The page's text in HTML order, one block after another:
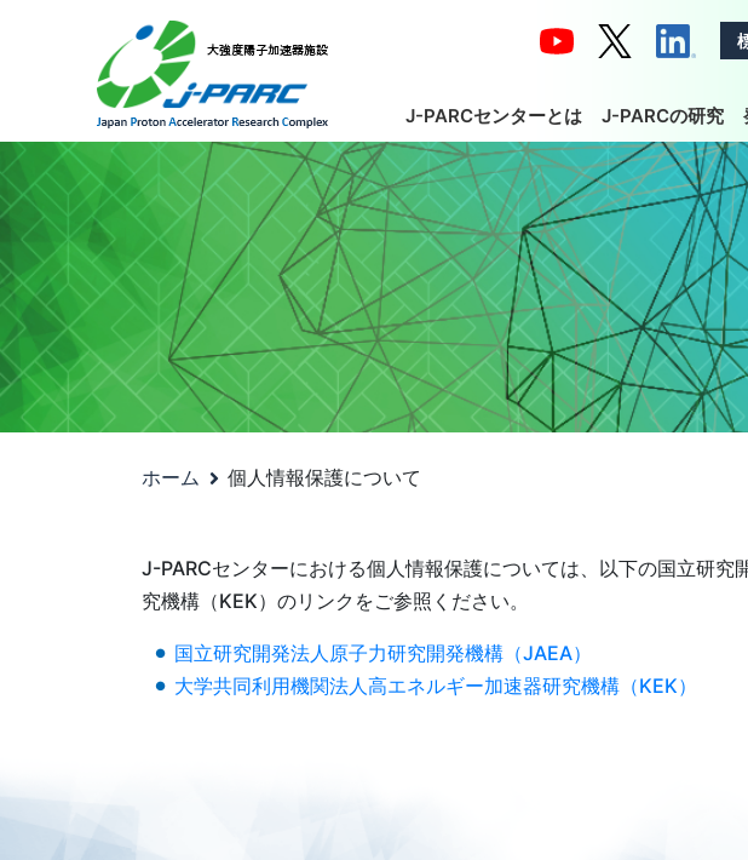
J-PARCセンターとは J-PARCの研究
ホーム 個人情報保護について
J-PARCセンターにおける個人情報保護については、以下の国立研
究機構（KEK）のリンクをご参照ください。
国立研究開発法人原子力研究開発機構（JAEA）
大学共同利用機関法人高エネルギー加速器研究機構（KEK）